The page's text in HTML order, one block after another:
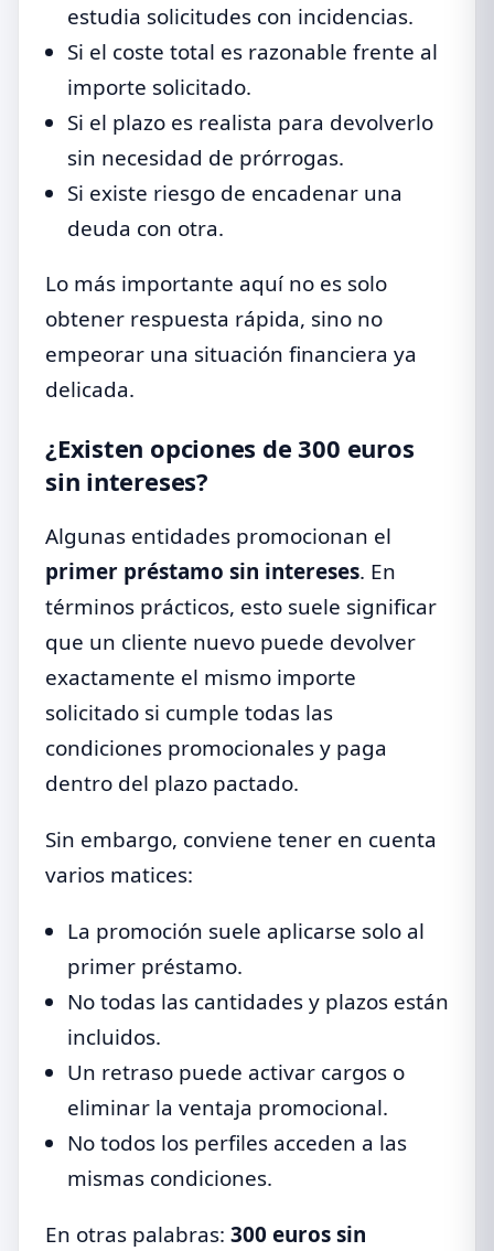
estudia solicitudes con incidencias.
Si el coste total es razonable frente al
importe solicitado.
Si el plazo es realista para devolverlo
sin necesidad de prórrogas.
Si existe riesgo de encadenar una
deuda con otra.
Lo más importante aquí no es solo
obtener respuesta rápida, sino no
empeorar una situación financiera ya
delicada.
¿Existen opciones de 300 euros
sin intereses?
Algunas entidades promocionan el
primer préstamo sin intereses. En
términos prácticos, esto suele significar
que un cliente nuevo puede devolver
exactamente el mismo importe
solicitado si cumple todas las
condiciones promocionales y paga
dentro del plazo pactado.
Sin embargo, conviene tener en cuenta
varios matices:
La promoción suele aplicarse solo al
primer préstamo.
No todas las cantidades y plazos están
incluidos.
Un retraso puede activar cargos o
eliminar la ventaja promocional.
No todos los perfiles acceden a las
mismas condiciones.
En otras palabras: 300 euros sin